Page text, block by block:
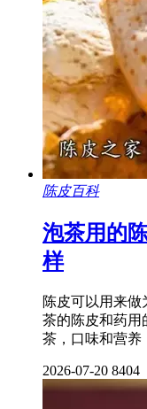
陈皮百科
泡茶用的
样
陈皮可以用来
茶的陈皮和药用
茶，口味和营养
2026-07-20 8404